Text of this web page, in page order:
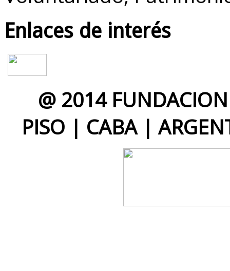
Enlaces de interés
@ 2014
PISO | CABA |